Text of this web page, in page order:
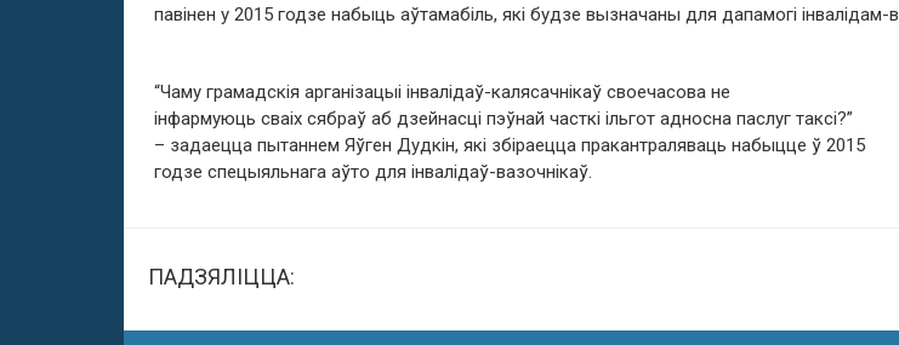
павінен у 2015 годзе набыць аўтамабіль, які будзе вызначаны для дапамогі інвалідам-
“Чаму грамадскія арганізацыі інвалідаў-калясачнікаў своечасова не
інфармуюць сваіх сябраў аб дзейнасці пэўнай часткі ільгот адносна паслуг таксі?”
– задаецца пытаннем Яўген Дудкін, які збіраецца пракантраляваць набыцце ў 2015
годзе спецыяльнага аўто для інвалідаў-вазочнікаў.
ПАДЗЯЛІЦЦА: